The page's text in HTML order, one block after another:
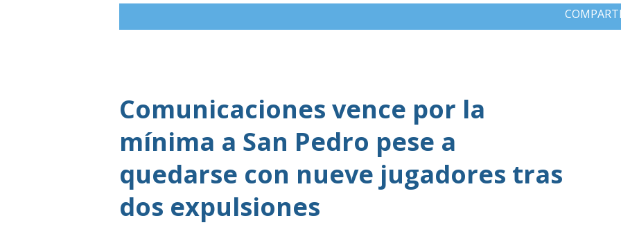
Comunicaciones vence por la
mínima a San Pedro pese a
quedarse con nueve jugadores tras
dos expulsiones